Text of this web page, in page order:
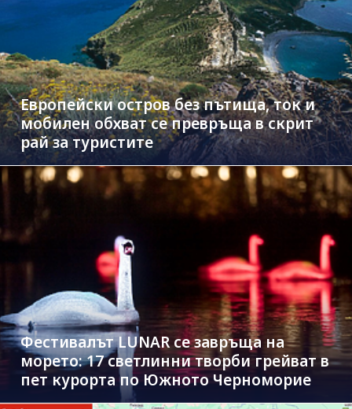
Европейски остров без пътища, ток и
мобилен обхват се превръща в скрит
рай за туристите
Фестивалът LUNAR се завръща на
морето: 17 светлинни творби грейват в
пет курорта по Южното Черноморие